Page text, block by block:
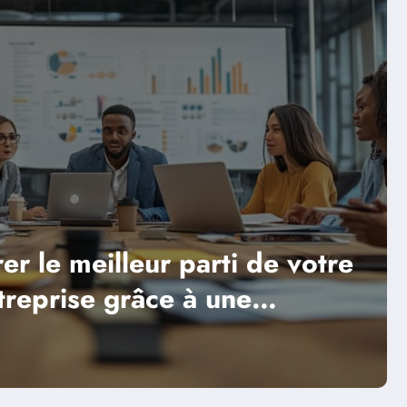
l’IA facilite l’accès aux
collectives pour les